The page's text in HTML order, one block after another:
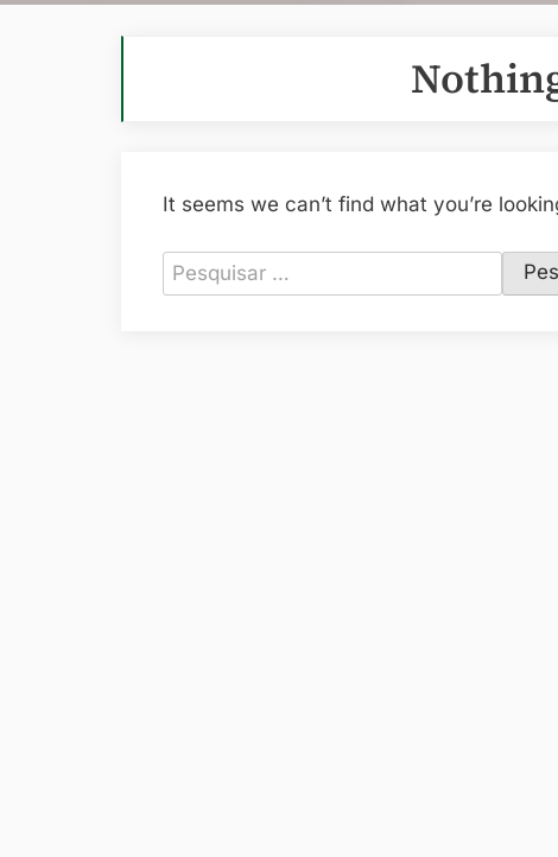
It seems we can’t find what you’re
Pesquisar
por: